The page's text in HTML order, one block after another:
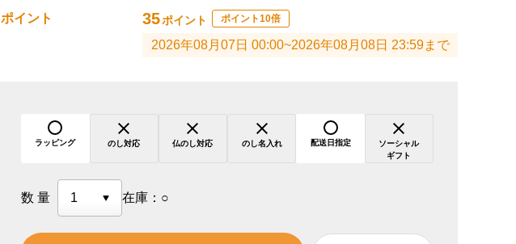
ポイント 35ポイント ポイント10倍
2026年08月07日 00:00~2026年08月08日 23:59まで
ラッピング のし対応 仏のし対応 のし名入れ 配送日指定
ソーシャル
ギフト
数量 在庫： ○